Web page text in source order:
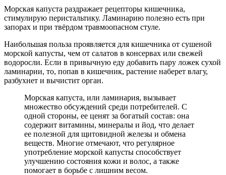
Морская капуста раздражает рецепторы кишечника,
стимулирую перистальтику. Ламинарию полезно есть при
запорах и при твёрдом травмоопасном стуле.
Наибольшая польза проявляется для кишечника от сушеной
морской капусты, чем от салатов в консервах или свежей
водоросли. Если в привычную еду добавить пару ложек сухой
ламинарии, то, попав в кишечник, растение наберет влагу,
разбухнет и вычистит орган.
Морская капуста, или ламинария, вызывает
множество обсуждений среди потребителей. С
одной стороны, ее ценят за богатый состав: она
содержит витамины, минералы и йод, что делает
ее полезной для щитовидной железы и обмена
веществ. Многие отмечают, что регулярное
употребление морской капусты способствует
улучшению состояния кожи и волос, а также
помогает в борьбе с лишним весом.